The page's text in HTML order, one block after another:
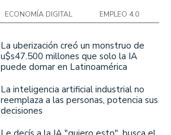
ECONOMÍA DIGITAL EMPLEO 4.0
La uberización creó un monstruo de
u$s47.500 millones que solo la IA
puede domar en Latinoamérica
La inteligencia artificial industrial no
reemplaza a las personas, potencia sus
decisiones